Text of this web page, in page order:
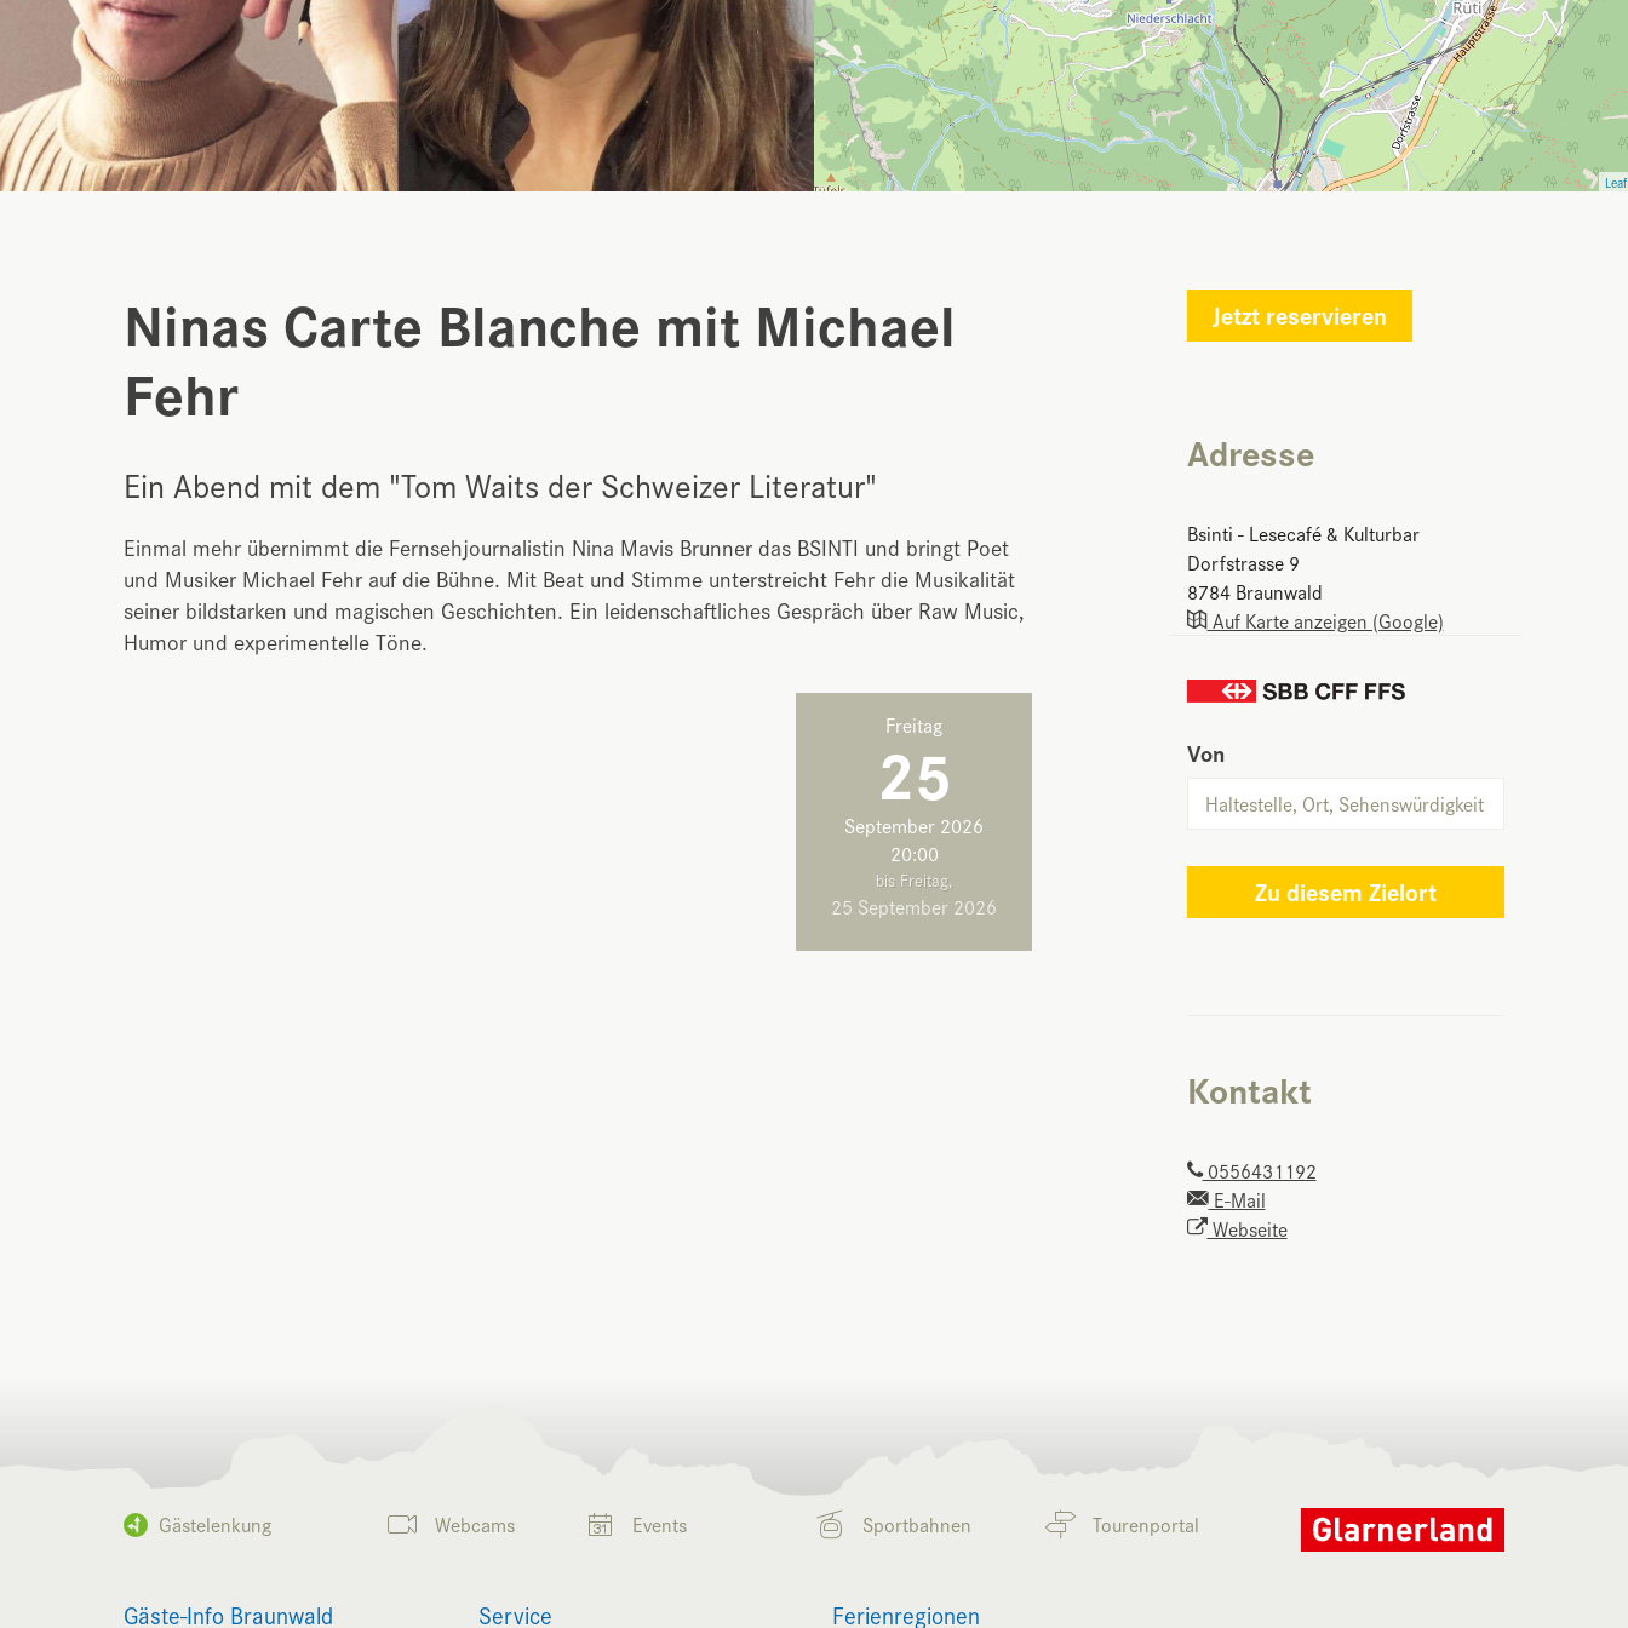
Ninas Carte Blanche mit Michael
Fehr
Ein Abend mit dem "Tom Waits der Schweizer Literatur"
Einmal mehr übernimmt die Fernsehjournalistin Nina Mavis Brunner das BSINTI und bringt Poet
und Musiker Michael Fehr auf die Bühne. Mit Beat und Stimme unterstreicht Fehr die Musikalität
seiner bildstarken und magischen Geschichten. Ein leidenschaftliches Gespräch über Raw Music,
Humor und experimentelle Töne.
Freitag
25
September 2026
20:00
bis Freitag,
25 September 2026
Jetzt reservieren
Adresse
Bsinti - Lesecafé & Kulturbar
Dorfstrasse 9
8784 Braunwald
Auf Karte anzeigen (Google)
Von
Zu diesem Zielort
Kontakt
0556431192
E-Mail
Webseite
Gästelenkung Webcams Events Sportbahnen Tourenportal
Gäste-Info Braunwald Service Ferienregionen